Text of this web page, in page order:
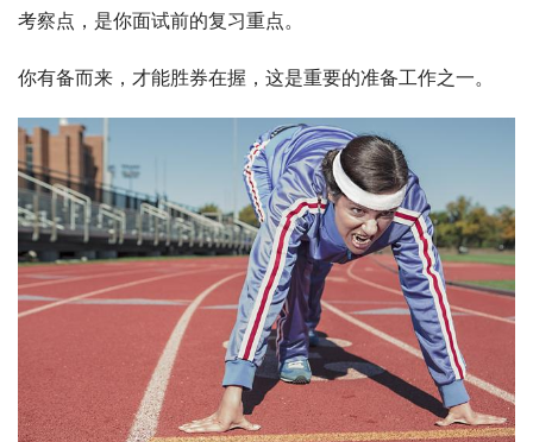
考察点，是你面试前的复习重点。
你有备而来，才能胜券在握，这是重要的准备工作之一。